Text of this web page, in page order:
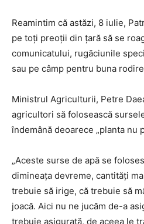
Reamintim că astăzi, 8 iulie,
pe toți preoții din țară să se
comunicatului, rugăciunile
sau pe câmp pentru buna
Ministrul Agriculturii, Petre
agricultori să folosească
îndemână deoarece „planta nu
„Aceste surse de apă se
dimineața devreme, cantități
trebuie să irige, că trebuie să
joacă. Aici nu ne jucăm de-a
trebuie asigurată, de aceea le